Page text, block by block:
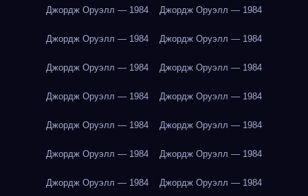
Джордж Оруэлл — 1984 Джордж Оруэлл — 1984
Джордж Оруэлл — 1984 Джордж Оруэлл — 1984
Джордж Оруэлл — 1984 Джордж Оруэлл — 1984
Джордж Оруэлл — 1984 Джордж Оруэлл — 1984
Джордж Оруэлл — 1984 Джордж Оруэлл — 1984
Джордж Оруэлл — 1984 Джордж Оруэлл — 1984
Джордж Оруэлл — 1984 Джордж Оруэлл — 1984